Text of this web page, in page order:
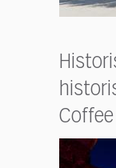
Coffee